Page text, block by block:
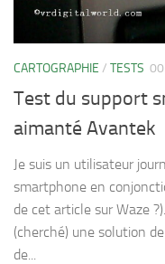
CARTOGRAPHIE / TESTS
Test du support
aimanté Avantek
Je suis un utilisateur
smartphone en
de cet article sur Waze
(cherché) une solution
de...